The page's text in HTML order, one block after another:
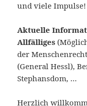
und viele Impulse!
Aktuelle
Allfälliges
der
(General Hessl),
Stephansdom, …
Herzlich